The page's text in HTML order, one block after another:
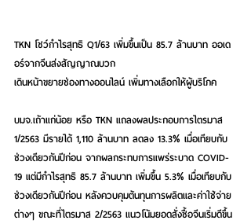
TKN โชว์กำไรสุทธิ Q1/63 เพิ่มขึ้นเป็น 85.7 ล้านบาท ออเด
อร์จากจีนส่งสัญญาณบวก
เดินหน้าขยายช่องทางออนไลน์ เพิ่มทางเลือกให้ผู้บริโภค
บมจ.เถ้าแก่น้อย หรือ TKN แถลงผลประกอบการไตรมาส
1/2563 มีรายได้ 1,110 ล้านบาท ลดลง 13.3% เมื่อเทียบกับ
ช่วงเดียวกันปีก่อน จากผลกระทบการแพร่ระบาด COVID-
19 แต่มีกำไรสุทธิ 85.7 ล้านบาท เพิ่มขึ้น 5.3% เมื่อเทียบกับ
ช่วงเดียวกันปีก่อน หลังควบคุมต้นทุนการผลิตและค่าใช้จ่าย
ต่างๆ ขณะที่ไตรมาส 2/2563 แนวโน้มยอดสั่งซื้อจีนเริ่มดีขึ้น